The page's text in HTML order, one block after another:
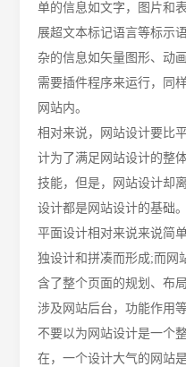
单的信息如文字，图片和
展超文本标记语言等标示
杂的信息如矢量图形、动
需要插件程序来运行，同
网站内。
相对来说，网站设计要比
计为了满足网站设计的整
技能，但是，网站设计却
设计都是网站设计的基础
平面设计相对来说来说简
独设计和拼凑而形成;而网
含了整个页面的规划、布
涉及网站后台，功能作用
不要以为网站设计是一个
在，一个设计大气的网站